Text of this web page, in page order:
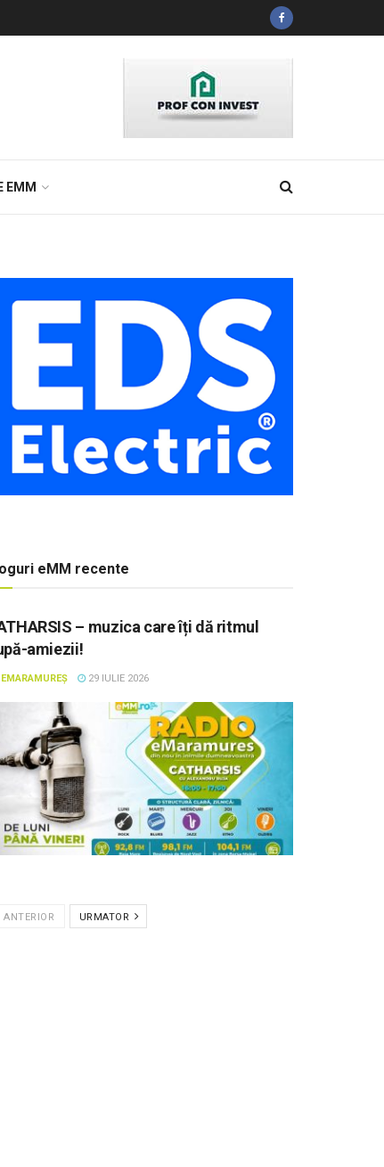
EMM
eMM recente
– muzica care îți dă ritmul
amiezii!
EMARAMUREȘ 29 IULIE 2026
ANTERIOR URMATOR